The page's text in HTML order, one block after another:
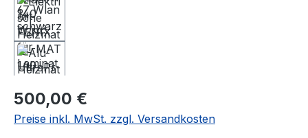
Regulärer Preis:
500,00 €
Preise inkl. MwSt. zzgl. Versandkosten